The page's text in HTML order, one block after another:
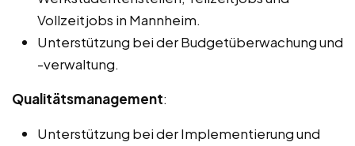
Vollzeitjobs in Mannheim.
Unterstützung bei der Budgetüberwachung und
-verwaltung.
Qualitätsmanagement:
Unterstützung bei der Implementierung und